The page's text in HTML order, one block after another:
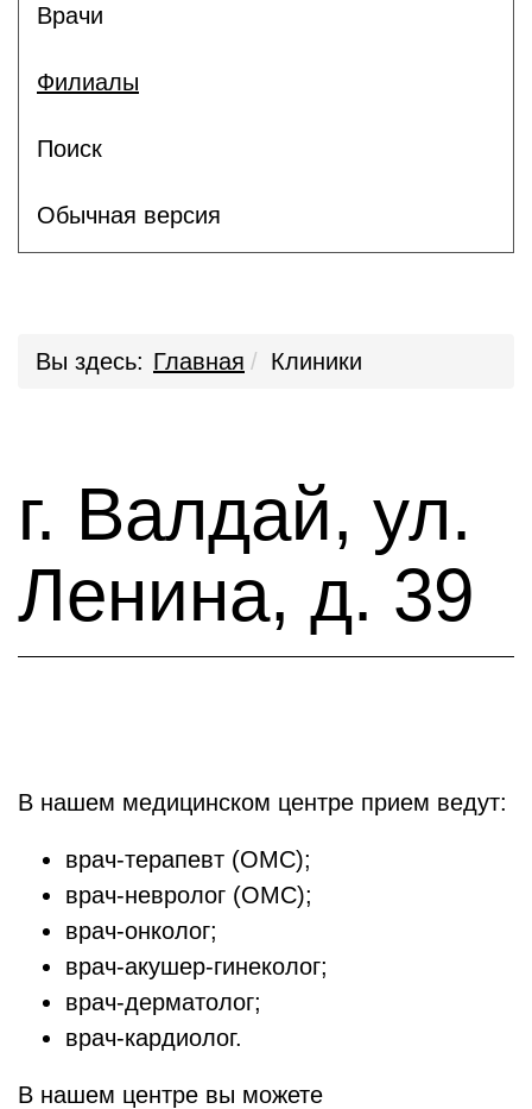
Врачи
Филиалы
Поиск
Обычная версия
Вы здесь: Главная Клиники
г. Валдай, ул.
Ленина, д. 39
В нашем медицинском центре прием ведут:
врач-терапевт (ОМС);
врач-невролог (ОМС);
врач-онколог;
врач-акушер-гинеколог;
врач-дерматолог;
врач-кардиолог.
В нашем центре вы можете